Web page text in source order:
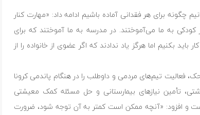
چگونه برای هر فقدانی آماده باشیم ادامه داد: «مهارت کنار
کودکی به ما می‌آموختند. در مدرسه به ما آموختند که برای
بکنیم اما هرگز یاد ندادند که اگر عضوی از خانواده را از
فعالیت تیم‌‌های مردمی و داوطلب را در هنگام پاندمی کرونا
تأمین نیازهای بیمارستانی و حل مسئله کمک معیشتی
و افزود: «آنچه ممکن است کمتر به آن توجه شود، ضرورت